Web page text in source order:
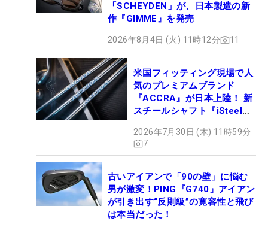
「SCHEYDEN」が、日本製造の新
作『GIMME』を発売
2026年8月4日 (火) 11時12分 11
米国フィッティング現場で人
気のプレミアムブランド
『ACCRA』が日本上陸！ 新
スチールシャフト『iSteel
2026年7月30日 (木) 11時59分
7
古いアイアンで「90の壁」に悩む
男が激変！PING『G740』アイアン
が引き出す“反則級”の寛容性と飛び
は本当だった！